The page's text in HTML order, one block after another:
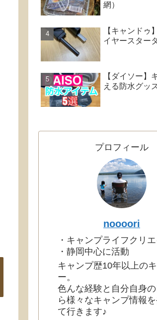
網）
【キャンドゥ
イヤースター
【ダイソー】
える防水グッ
プロフィール
noooori
・キャンプライフクリ
・静岡中心に活動
キャンプ歴10年以上の
ー。
色んな経験と自分自身
ら様々なキャンプ情報
て行きます♪